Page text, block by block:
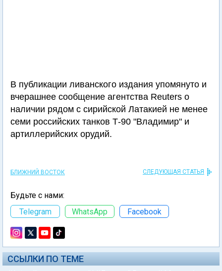
В публикации ливанского издания упомянуто и
вчерашнее сообщение агентства Reuters о
наличии рядом с сирийской Латакией не менее
семи российских танков Т-90 "Владимир" и
артиллерийских орудий.
БЛИЖНИЙ ВОСТОК СЛЕДУЮЩАЯ СТАТЬЯ
Будьте с нами:
Telegram
WhatsApp Facebook
ССЫЛКИ ПО ТЕМЕ